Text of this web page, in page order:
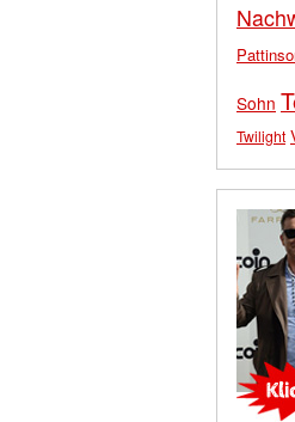
Sohn
Twilight